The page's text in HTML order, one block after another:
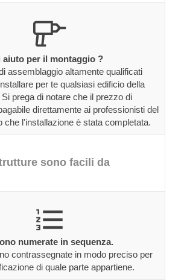
aiuto per il montaggio ?
assemblaggio altamente qualificati
per te qualsiasi edificio della
prega di notare che il prezzo di
direttamente ai professionisti del
che l'installazione è stata completata.
sono facili da
numerate in sequenza.
contrassegnate in modo preciso per
di quale parte appartiene.